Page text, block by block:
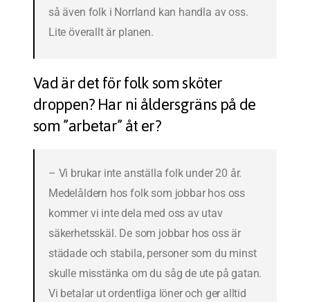
så även folk i Norrland kan handla av oss.
Lite överallt är planen.
Vad är det för folk som sköter
droppen? Har ni åldersgräns på de
som ”arbetar” åt er?
– Vi brukar inte anställa folk under 20 år.
Medelåldern hos folk som jobbar hos oss
kommer vi inte dela med oss av utav
säkerhetsskäl. De som jobbar hos oss är
städade och stabila, personer som du minst
skulle misstänka om du såg de ute på gatan.
Vi betalar ut ordentliga löner och ger alltid